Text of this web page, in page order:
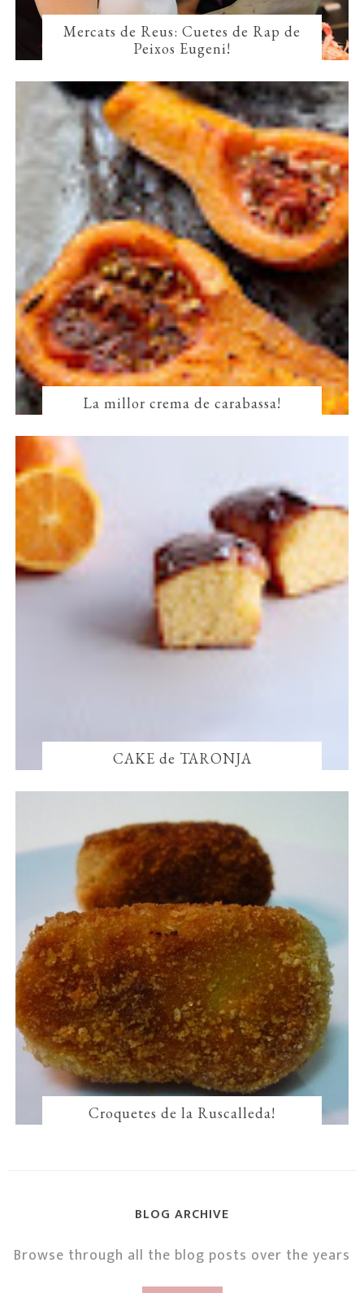
Mercats de Reus: Cuetes de Rap de
Peixos Eugeni!
La millor crema de carabassa!
CAKE de TARONJA
Croquetes de la Ruscalleda!
BLOG ARCHIVE
Browse through all the blog posts over the years